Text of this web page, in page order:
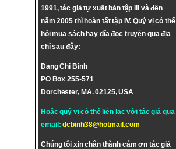
1991, tác giả tự xuất bản tập III và đến
năm 2005 thì hoàn tất tập IV. Quý vị có thể
hỏi mua sách hay dĩa đọc truyện qua địa
chỉ sau đây:
Dang Chi Binh
PO Box 255-571
Dorchester, MA. 02125, USA
Hoặc quý vị có thể liên lạc với tác giả qua
email:dcbinh38@hotmail.com
Chúng tôi xin chân thành cám ơn tác giả